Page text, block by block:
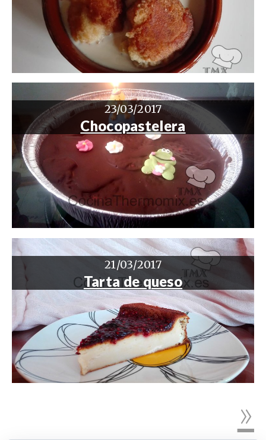
23/03/2017
Chocopastelera
21/03/2017
Tarta de queso
»